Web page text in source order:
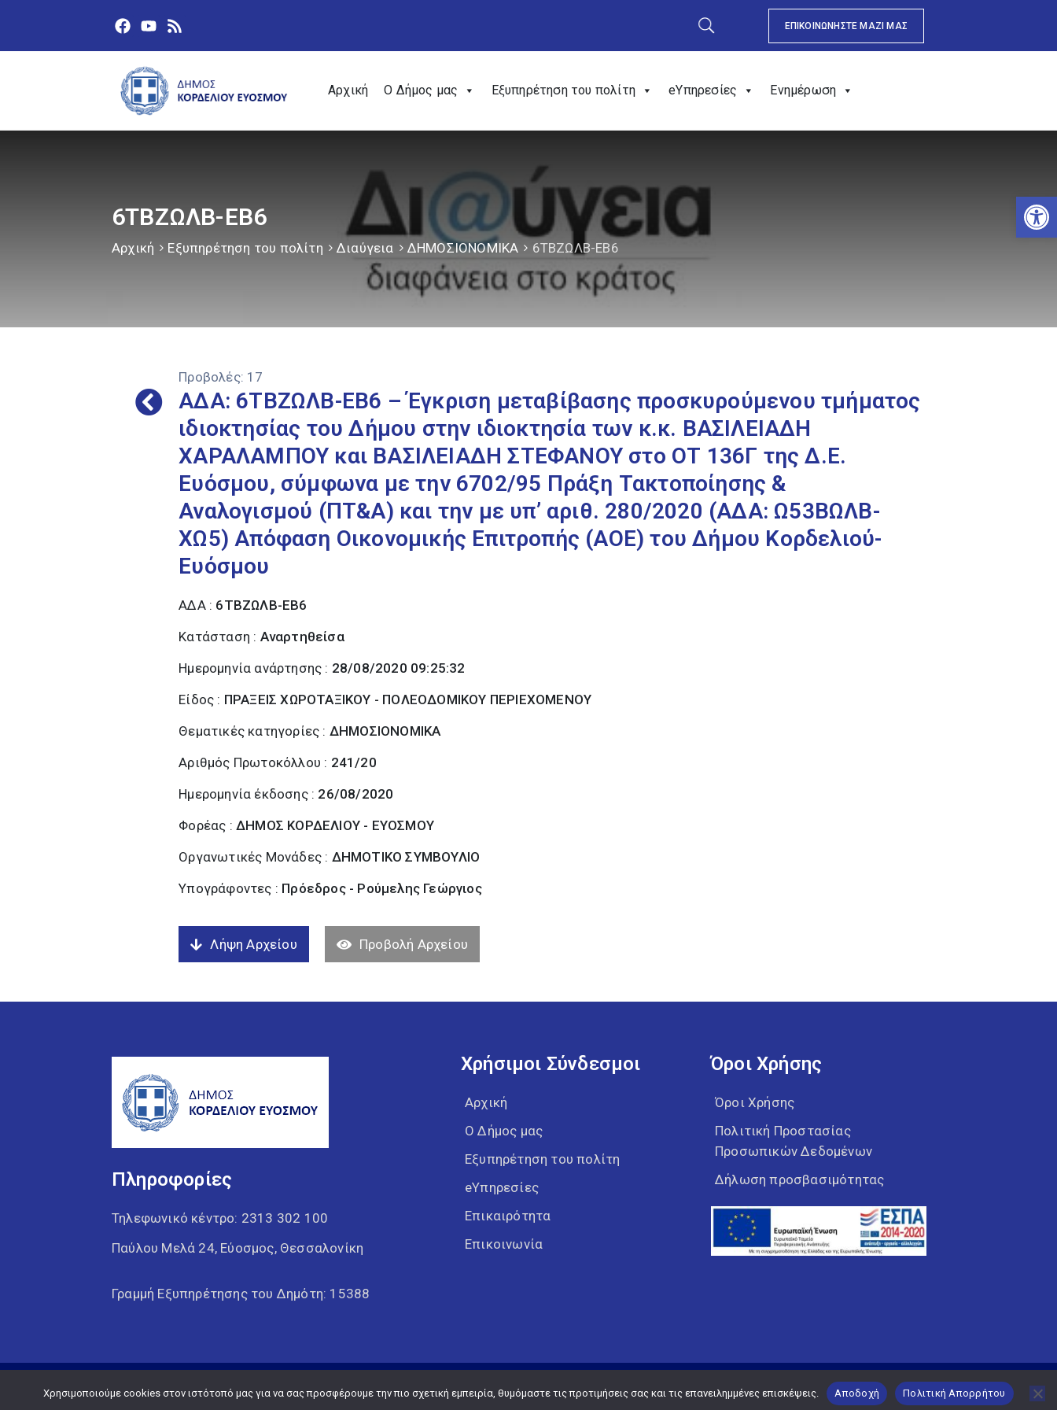
ΕΠΙΚΟΙΝΩΝΗΣΤΕ ΜΑΖΙ ΜΑΣ
Αρχική Ο Δήμος μας Εξυπηρέτηση του πολίτη eΥπηρεσίες Ενημέρωση
6ΤΒΖΩΛΒ-ΕΒ6
Αρχική Εξυπηρέτηση του πολίτη Διαύγεια ΔΗΜΟΣΙΟΝΟΜΙΚΑ 6ΤΒΖΩΛΒ-ΕΒ6
Προβολές: 17
ΑΔΑ: 6ΤΒΖΩΛΒ-ΕΒ6 – Έγκριση μεταβίβασης προσκυρούμενου τμήματος
ιδιοκτησίας του Δήμου στην ιδιοκτησία των κ.κ. ΒΑΣΙΛΕΙΑΔΗ
ΧΑΡΑΛΑΜΠΟΥ και ΒΑΣΙΛΕΙΑΔΗ ΣΤΕΦΑΝΟΥ στο ΟΤ 136Γ της Δ.Ε.
Ευόσμου, σύμφωνα με την 6702/95 Πράξη Τακτοποίησης &
Αναλογισμού (ΠΤ&Α) και την με υπ’ αριθ. 280/2020 (ΑΔΑ: Ω53ΒΩΛΒ-
ΧΩ5) Απόφαση Οικονομικής Επιτροπής (ΑΟΕ) του Δήμου Κορδελιού-
Ευόσμου
ΑΔΑ : 6ΤΒΖΩΛΒ-ΕΒ6
Κατάσταση : Αναρτηθείσα
Ημερομηνία ανάρτησης : 28/08/2020 09:25:32
Είδος : ΠΡΑΞΕΙΣ ΧΩΡΟΤΑΞΙΚΟΥ - ΠΟΛΕΟΔΟΜΙΚΟΥ ΠΕΡΙΕΧΟΜΕΝΟΥ
Θεματικές κατηγορίες : ΔΗΜΟΣΙΟΝΟΜΙΚΑ
Αριθμός Πρωτοκόλλου : 241/20
Ημερομηνία έκδοσης : 26/08/2020
Φορέας :ΔΗΜΟΣ ΚΟΡΔΕΛΙΟΥ - ΕΥΟΣΜΟΥ
Οργανωτικές Μονάδες : ΔΗΜΟΤΙΚΟ ΣΥΜΒΟΥΛΙΟ
Υπογράφοντες : Πρόεδρος - Ρούμελης Γεώργιος
Λήψη Αρχείου Προβολή Αρχείου
Πληροφορίες
Τηλεφωνικό κέντρο: 2313 302 100
Παύλου Μελά 24, Εύοσμος, Θεσσαλονίκη
Γραμμή Εξυπηρέτησης του Δημότη: 15388
Χρήσιμοι Σύνδεσμοι
Αρχική
Ο Δήμος μας
Εξυπηρέτηση του πολίτη
eΥπηρεσίες
Επικαιρότητα
Επικοινωνία
Όροι Χρήσης
Όροι Χρήσης
Πολιτική Προστασίας
Προσωπικών Δεδομένων
Δήλωση προσβασιμότητας
Copyright © 2026 Δήμος Κορδελιού Ευόσμου
Χρησιμοποιούμε cookies στον ιστότοπό μας για να σας προσφέρουμε την πιο σχετική εμπειρία, θυμόμαστε τις προτιμήσεις σας και τις επανειλημμένες επισκέψεις. Αποδοχή Πολιτική Απορρήτου